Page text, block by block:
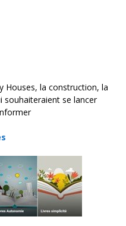
Houses, la construction, la
souhaiteraient se lancer